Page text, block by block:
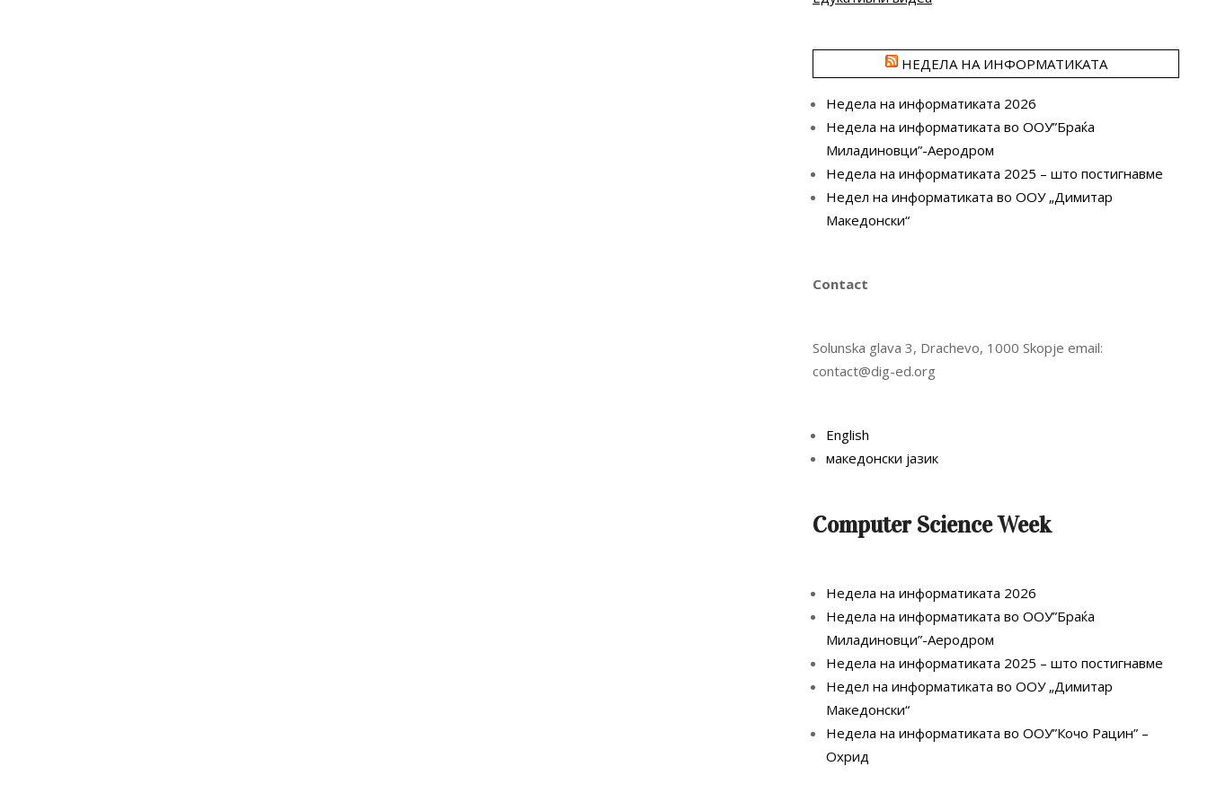
НЕДЕЛА НА ИНФОРМАТИКАТА
Недела на информатиката 2026
Недела на информатиката во ООУ”Браќа
Миладиновци”-Аеродром
Недела на информатиката 2025 – што постигнавме
Недел на информатиката во ООУ „Димитар
Македонски“
Contact
Solunska glava 3, Drachevo, 1000 Skopje email:
contact@dig-ed.org
English
македонски јазик
Computer Science Week
Недела на информатиката 2026
Недела на информатиката во ООУ”Браќа
Миладиновци”-Аеродром
Недела на информатиката 2025 – што постигнавме
Недел на информатиката во ООУ „Димитар
Македонски“
Недела на информатиката во ООУ”Кочо Рацин” –
Охрид